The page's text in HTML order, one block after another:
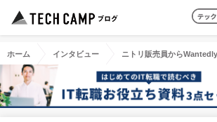
ホーム インタビュー ニトリ販売員から